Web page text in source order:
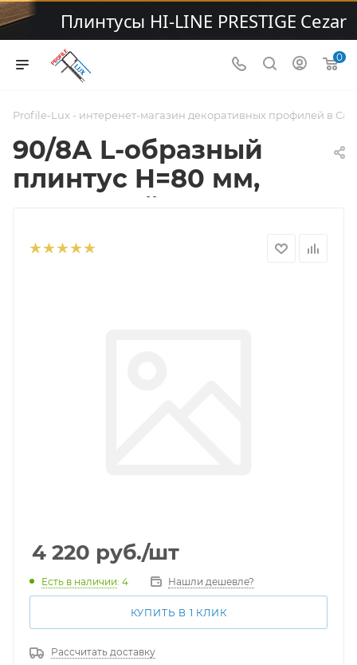
0
Profile-Lux - интеренет-магазин декоративных профилей в
90/8А L-образный
плинтус H=80 мм,
алюминий
анодирован с
4 220 руб./шт
Есть в наличии: 4 Нашли дешевле?
КУПИТЬ В 1 КЛИК
Рассчитать доставку